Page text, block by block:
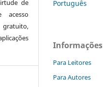
de
acesso
Português
Informações
Para Leitores
Para Autores